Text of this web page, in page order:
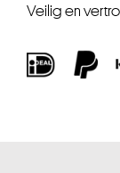
Veilig en